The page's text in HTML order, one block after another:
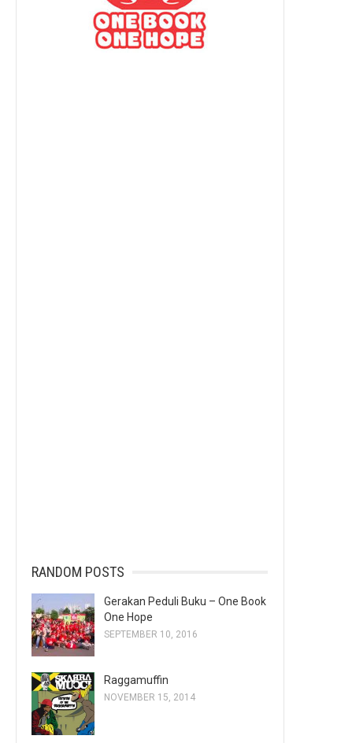
RANDOM POSTS
Gerakan Peduli Buku – One Book
One Hope
SEPTEMBER 10, 2016
Raggamuffin
NOVEMBER 15, 2014